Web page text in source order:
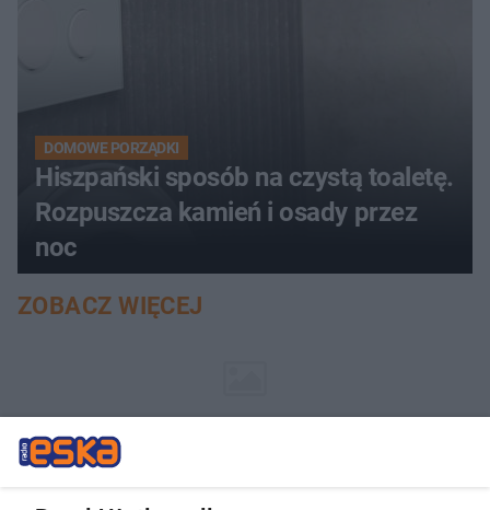
DOMOWE PORZĄDKI
Hiszpański sposób na czystą toaletę.
Rozpuszcza kamień i osady przez
noc
ZOBACZ WIĘCEJ